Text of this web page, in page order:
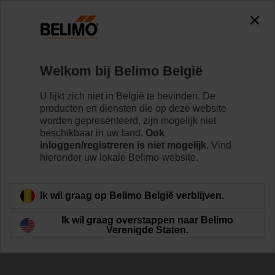
Ontwikkel uw eigen
IoT-toepassing
Welkom bij Belimo België
U lijkt zich niet in België te bevinden. De
producten en diensten die op deze website
worden gepresenteerd, zijn mogelijk niet
beschikbaar in uw land. Ook
inloggen/registreren is niet mogelijk. Vind
hieronder uw lokale Belimo-website.
Ik wil graag op Belimo België verblijven.
Ik wil graag overstappen naar Belimo
Verenigde Staten.